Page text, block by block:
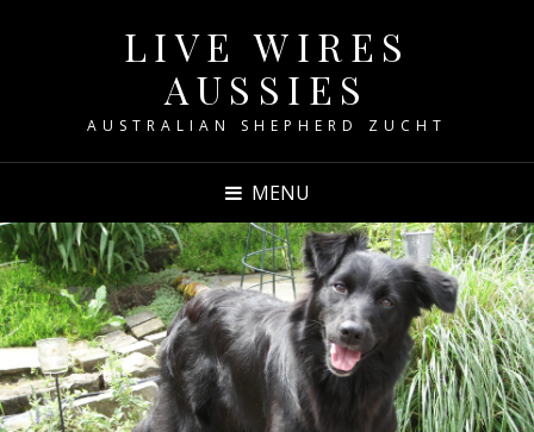
LIVE WIRES
AUSSIES
AUSTRALIAN SHEPHERD ZUCHT
MENU